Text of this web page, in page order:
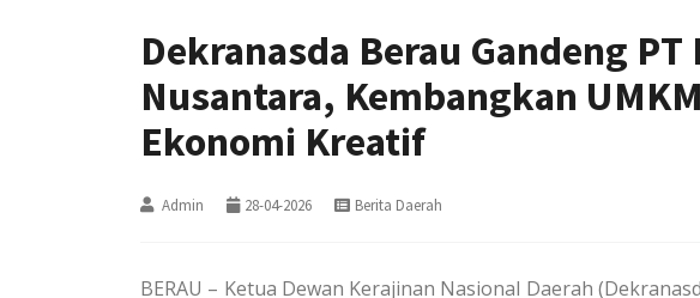
Dekranasda Berau Gandeng PT
Nusantara, Kembangkan
Ekonomi Kreatif
Admin 28-04-2026 Berita Daerah
BERAU – Ketua Dewan Kerajinan Nasional Daerah